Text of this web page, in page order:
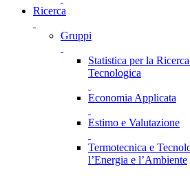
Ricerca
Gruppi
Statistica per la
Tecnologica
Economia Applicata
Estimo e Valutazione
Termotecnica e
l’Energia e l’Ambiente